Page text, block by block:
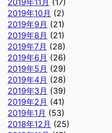
2019年10月 (2)
2019年9月 (21)
2019年8月 (21)
2019年7月 (28)
2019年6月 (26)
2019年5月 (29)
2019年4月 (28)
2019年3月 (39)
2019年2月 (41)
2019年1月 (53)
2018年12月 (25)